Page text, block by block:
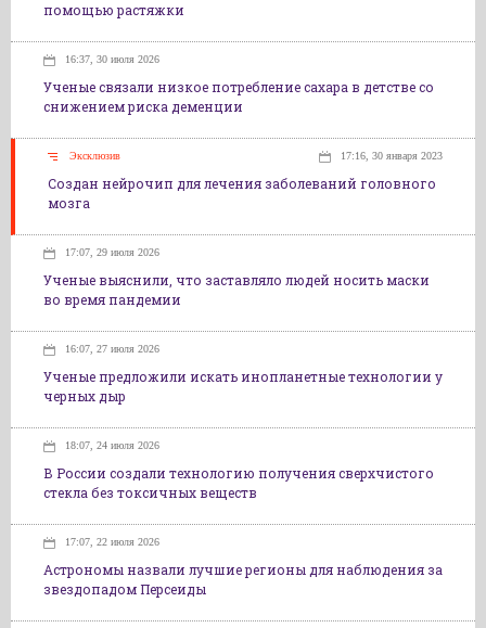
помощью растяжки
16:37, 30 июля 2026
Ученые связали низкое потребление сахара в детстве со
снижением риска деменции
Эксклюзив 17:16, 30 января 2023
Создан нейрочип для лечения заболеваний головного
мозга
17:07, 29 июля 2026
Ученые выяснили, что заставляло людей носить маски
во время пандемии
16:07, 27 июля 2026
Ученые предложили искать инопланетные технологии у
черных дыр
18:07, 24 июля 2026
В России создали технологию получения сверхчистого
стекла без токсичных веществ
17:07, 22 июля 2026
Астрономы назвали лучшие регионы для наблюдения за
звездопадом Персеиды